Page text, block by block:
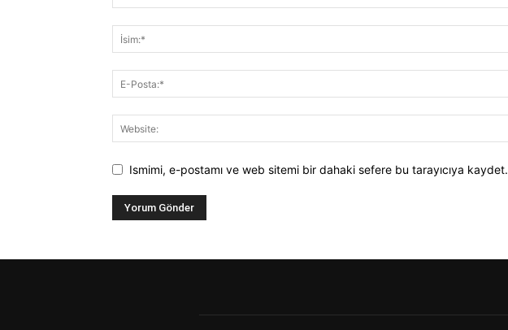
Ismimi, e-postamı ve web sitemi bir dahaki sefere bu tarayıcıya kaydet.